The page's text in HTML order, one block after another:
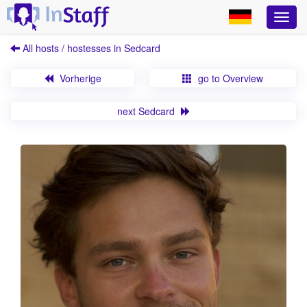
All hosts / hostesses in Sedcard
Vorherige go to Overview
next Sedcard